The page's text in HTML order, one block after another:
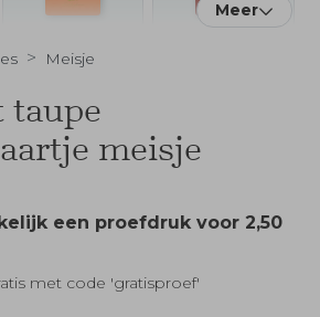
Meer
Meisje
taupe
meisje
een proefdruk voor 2,50
met code 'gratisproef'